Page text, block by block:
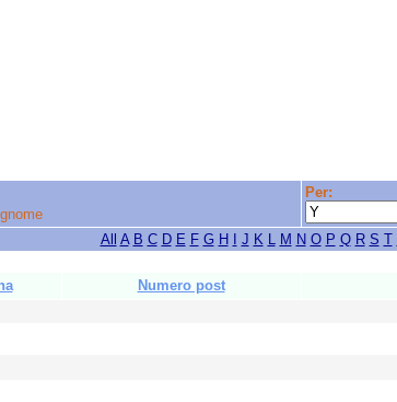
Per:
All A B C D E F G H J K L M N O P Q R S T
Numero post